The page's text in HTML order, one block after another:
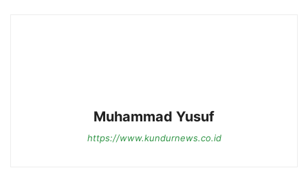
Muhammad Yusuf
https://www.kundurnews.co.id